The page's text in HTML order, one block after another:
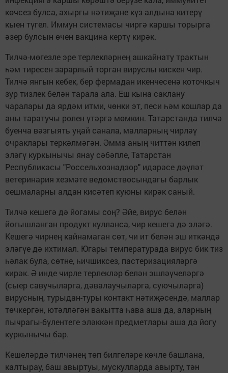
көчсез булса, ахыргы нәтиҗәне күз алдына китерү
кыен түгел. Иммун системасы чиргә каршы торырга
әзер булсын өчен вакцина кертү кирәк.
Тилчә-мөгезле эре терлекләрнең ашкайнату трактын
һәм тиресен зарарлый торган вируслы кискен чир.
Тилчә янгын кебек, бер фермадан икенчесенә коточкыч
зур тизлек белән тарала ала. Еш кына саклану
чаралары да ярдәм итми, чөнки эт, песи һәм кошлар да
аны таратучы ролен үтәргә мөмкин. Татарстанда тилчә
буенча вәзгыять уңай санала, малларның чирләү
очраклары теркәлмәгән. Әмма аның читтән килеп
эләгү куркынычы янау сәбәпле, Татарстан
Республикасы "Россельхознадзор" идарәсе дәүләт
ветеринария хезмәте ведомствосындагы барлык
оешмаларны алдан кисәтеп куюны кирәк саный.
Тилчә кешегә дә йогамы соң? Әйе, вирус белән
йогышланган продукт кулланса, чир кешегә дә эләгә.
Кешегә чирнең кайнамаган сөт, чи ит белән эш иткәндә
эләгүе дә ихтимал. Югары температурада вирус бик тиз
һәлак була, сөтне, һичшиксез, пастеризацияләргә
кирәк. Ә инде чирле терлекләр белән эшләүчеләргә
(сыер савучыларга, дәвалаучыларга, суючыларга)
вирусның, турыдан-туры контакт нәтиҗәсендә, маллар
төчкергән, ютәлләгән вакытта һава аша да, аларның
пычрагы-бүлентеге эләккән предметлары аша да йогу
куркынычы бар.
Кешеләрдә тилчәнең төп билгеләре көчле башлана,
калтырау, баш авыртуы, мускулларда авырту, тән